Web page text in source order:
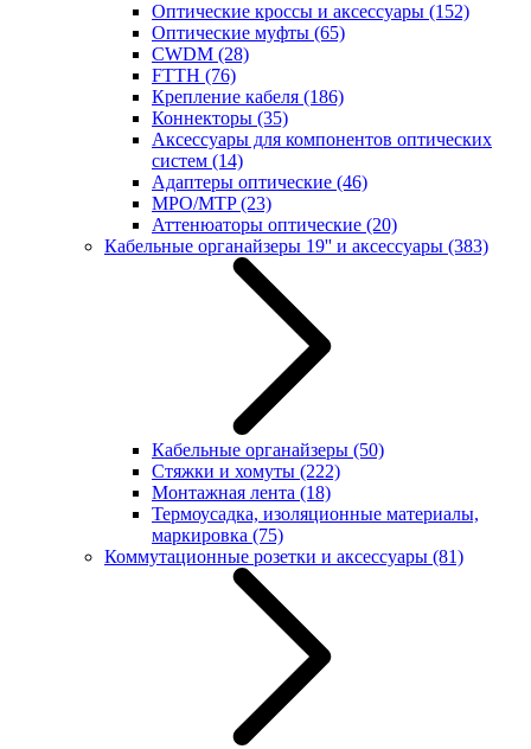
Оптические кроссы и аксессуары (152)
Оптические муфты (65)
CWDM (28)
FTTH (76)
Крепление кабеля (186)
Коннекторы (35)
Аксессуары для компонентов оптических
систем (14)
Адаптеры оптические (46)
MPO/MTP(23)
Аттенюаторы оптические (20)
Кабельные органайзеры 19'' и аксессуары (383)
Кабельные органайзеры (50)
Стяжки и хомуты (222)
Монтажная лента (18)
Термоусадка, изоляционные материалы,
маркировка (75)
Коммутационные розетки и аксессуары (81)